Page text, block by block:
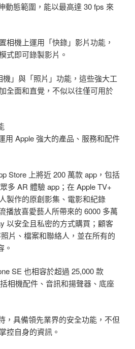
動態範圍，能以最高達 30 fps 來
相機上運用「快錄」影片功能，
式即可錄製影片。
」與「照片」功能，這些強大工
全面和直覺，不似以往僅可用於
用 Apple 強大的產品、服務和配件
Store 上將近 200 萬款 app，包括
多 AR 體驗 app；在 Apple TV+
製作的原創影集、電影和紀錄
播放喜愛藝人所帶來的 6000 多萬
以安全且私密的方式購買；顧客
片、檔案和聯絡人，並在所有的
。
SE 也相容於超過 25,000 款
相機配件、音訊和揚聲器、底座
，具備領先業界的安全功能，不但
控自身的資訊。